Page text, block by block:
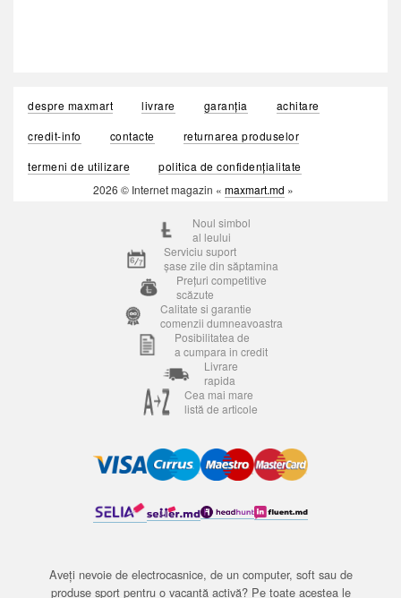
despre maxmart livrare garanția
achitare
credit-info
contacte
returnarea produselor
termeni de utilizare
politica de confidențialitate
2026 © Internet magazin « maxmart.md »
Noul simbol
al leului
Serviciu suport
șase zile din săptamina
Prețuri competitive
scăzute
Calitate si garantie
comenzii dumneavoastra
Posibilitatea de
a cumpara in credit
Livrare
rapida
Cea mai mare
listă de articole
Aveți nevoie de electrocasnice, de un computer, soft sau de
produse sport pentru o vacanță activă? Pe toate acestea le